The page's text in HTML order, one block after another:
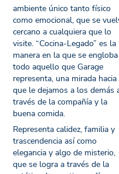
ambiente único tanto físico
como emocional, que se
cercano a cualquiera que lo
visite. “Cocina-Legado” es la
manera en la que se engloba
todo aquello que Garage
representa, una mirada
que le dejamos a los demás
través de la compañía y la
buena comida.
Representa calidez, familia y
trascendencia así como
elegancia y algo de misterio,
que se logra a través de la